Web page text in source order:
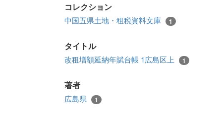
コレクション
中国五県土地・租税資料文庫 1
タイトル
改租増額延納年賦台帳 1広島区上 1
著者
広島県 1